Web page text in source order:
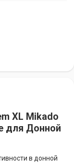
XL Mikado
для Донной
в донной